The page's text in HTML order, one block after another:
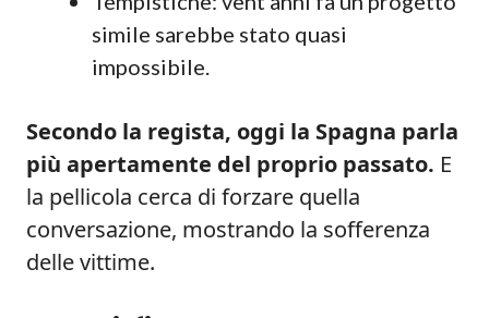
simile sarebbe stato quasi
impossibile.
Secondo la regista, oggi la Spagna parla
più apertamente del proprio passato. E
la pellicola cerca di forzare quella
conversazione, mostrando la sofferenza
delle vittime.